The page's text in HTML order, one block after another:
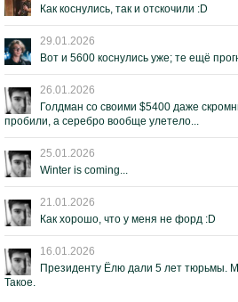
Как коснулись, так и отскочили :D
29.01.2026
Вот и 5600 коснулись уже; те ещё
26.01.2026
Голдман со своими $5400 даже
пробили, а серебро вообще улетело...
25.01.2026
Winter is coming...
21.01.2026
Как хорошо, что у меня не форд :D
16.01.2026
Президенту Ёлю дали 5 лет тюрьмы.
Такое.